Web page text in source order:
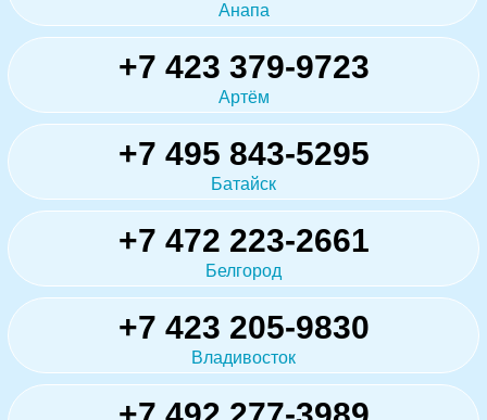
Анапа
+7 423 379-9723
Артём
+7 495 843-5295
Батайск
+7 472 223-2661
Белгород
+7 423 205-9830
Владивосток